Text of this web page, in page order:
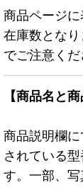
商品ページ
在庫数とな
でご注意くだ
【商品名と
商品説明欄
されている
す。一部、